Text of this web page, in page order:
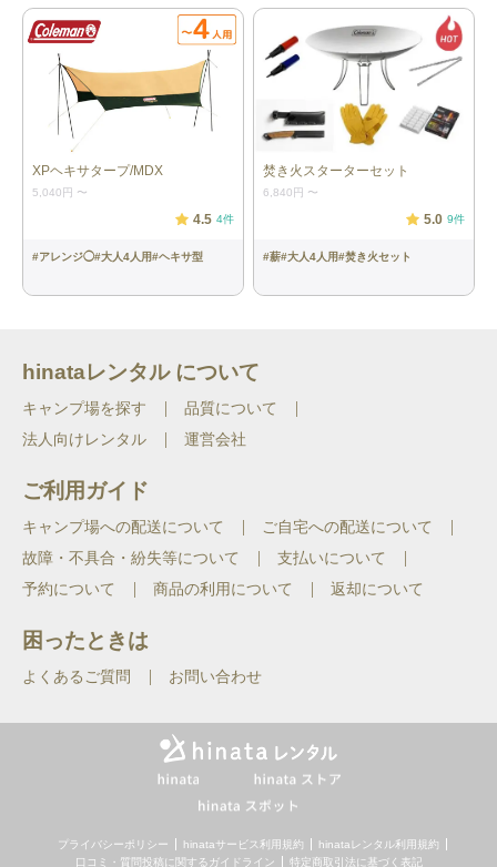
ランタン：2個
［Explorer EX-V777D ／GENTOS］ 本
体サイズ：W102.4×H184.1×D87.3mm
重量：約802g（電池含）（1つあた
り） ランタンひとつにつき単1形アル
カリ電池３本※電池は付属していませ
ん。別途単1形アルカリ電池を3本ご用
意ください。
XPヘキサタープ/MDX
5,040円 〜
4.5 4件
#アレンジ◯#大人4人用#ヘキサ型
焚き火スターターセット
6,840円 〜
5.0 9件
#薪#大人4人用#焚き火セット
hinataレンタル について
キャンプ場を探す
品質について
法人向けレンタル
運営会社
ご利用ガイド
キャンプ場への配送について
ご自宅への配送について
故障・不具合・紛失等について
支払いについて
予約について
商品の利用について 返却について
困ったときは
よくあるご質問 お問い合わせ
プライバシーポリシー hinataサービス利用規約
hinataレンタル利用規約
口コミ・質問投稿に関するガイドライン
特定商取引法に基づく表記